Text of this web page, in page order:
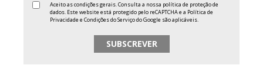
Aceito as condições gerais. Consulta a nossa política de proteção de
dados. Este website está protegido pelo reCAPTCHA e a Política de
Privacidade e Condições do Serviçodo Google são aplicáveis.